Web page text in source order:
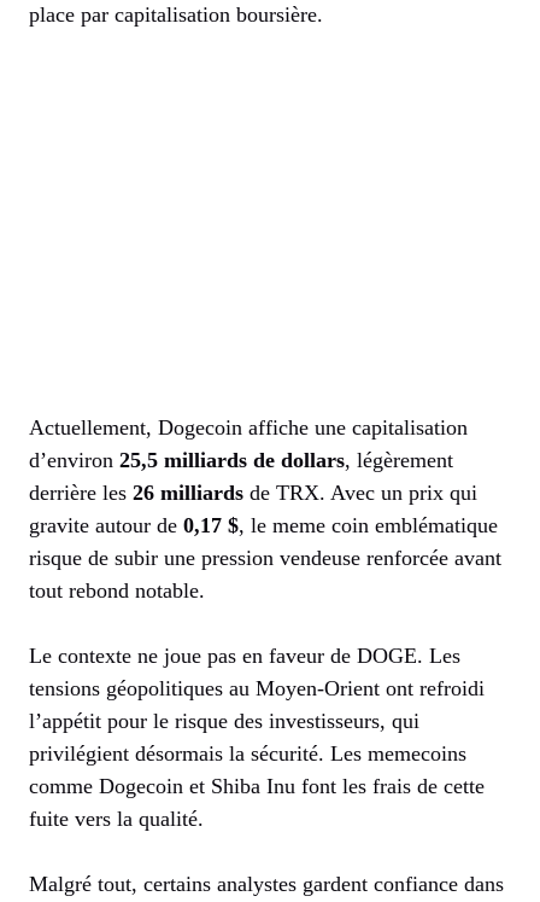
place par capitalisation boursière.
Actuellement, Dogecoin affiche une capitalisation
d’environ 25,5 milliards de dollars, légèrement
derrière les 26 milliards de TRX. Avec un prix qui
gravite autour de 0,17 $, le meme coin emblématique
risque de subir une pression vendeuse renforcée avant
tout rebond notable.
Le contexte ne joue pas en faveur de DOGE. Les
tensions géopolitiques au Moyen-Orient ont refroidi
l’appétit pour le risque des investisseurs, qui
privilégient désormais la sécurité. Les memecoins
comme Dogecoin et Shiba Inu font les frais de cette
fuite vers la qualité.
Malgré tout, certains analystes gardent confiance dans